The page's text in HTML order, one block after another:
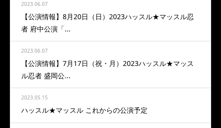
2023.06.07
【公演情報】8月20日（日）2023ハッスル★マッスル忍
者 府中公演「...
2023.06.07
【公演情報】7月17日（祝・月）2023ハッスル★マッス
ル忍者 盛岡公...
2023.05.15
ハッスル★マッスル これからの公演予定